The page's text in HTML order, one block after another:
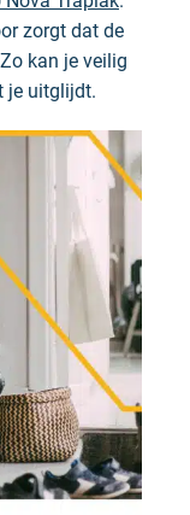
zorgt dat de
kan je veilig
je uitglijdt.